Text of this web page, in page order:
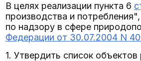
В целях реализации пункта 6
производства и
по надзору в сфере
Федерации от 30.07.2004 N
1. Утвердить список